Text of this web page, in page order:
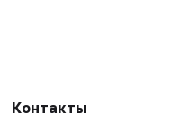
Контакты